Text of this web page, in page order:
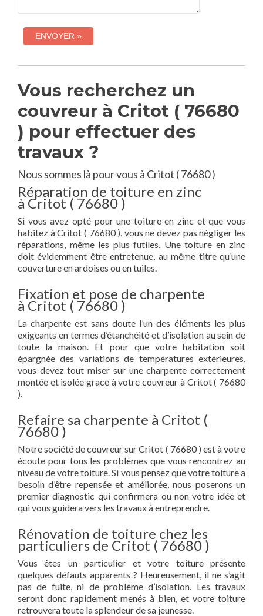
Vous recherchez un
couvreur à Critot ( 76680
) pour effectuer des
travaux ?
Nous sommes là pour vous à Critot ( 76680 )
Réparation de toiture en zinc
à Critot ( 76680 )
Si vous avez opté pour une toiture en zinc et que vous
habitez à Critot ( 76680 ), vous ne devez pas négliger les
réparations, même les plus futiles. Une toiture en zinc
doit évidemment être entretenue, au même titre qu’une
couverture en ardoises ou en tuiles.
Fixation et pose de charpente
à Critot ( 76680 )
La charpente est sans doute l’un des éléments les plus
exigeants en termes d’étanchéité et d’isolation au sein de
toute la maison. Et pour que votre habitation soit
épargnée des variations de températures extérieures,
vous devez tout miser sur une charpente correctement
montée et isolée grace à votre couvreur à Critot ( 76680
).
Refaire sa charpente à Critot (
76680 )
Notre société de couvreur sur Critot ( 76680 ) est à votre
écoute pour tous les problèmes que vous rencontrez au
niveau de votre toiture. Si vous pensez que votre toiture a
besoin d’être repensée et améliorée, nous poserons un
premier diagnostic qui confirmera ou non votre idée et
qui vous guidera vers les travaux à entreprendre.
Rénovation de toiture chez les
particuliers de Critot ( 76680 )
Vous êtes un particulier et votre toiture présente
quelques défauts apparents ? Heureusement, il ne s’agit
pas de fuite, ni de problème d’isolation. Les travaux
seront donc rapidement menés à bien, et votre toiture
retrouvera toute la splendeur de sa jeunesse.